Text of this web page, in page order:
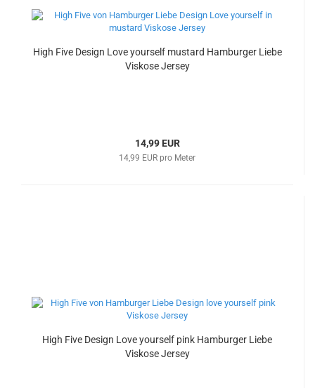
High Five Design Love yourself mustard Hamburger Liebe
Viskose Jersey
14,99 EUR
14,99 EUR pro Meter
High Five Design Love yourself pink Hamburger Liebe
Viskose Jersey